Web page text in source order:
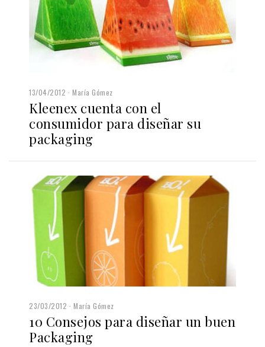
13/04/2012 María Gómez
Kleenex cuenta con el
consumidor para diseñar su
packaging
23/03/2012 María Gómez
10 Consejos para diseñar un buen
Packaging